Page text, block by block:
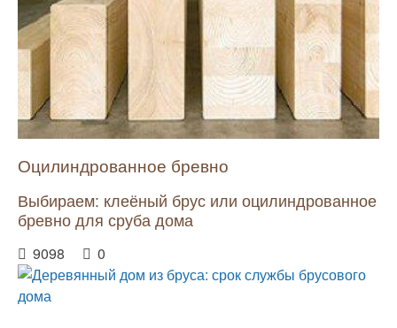
Оцилиндрованное бревно
Выбираем: клеёный брус или оцилиндрованное
бревно для сруба дома
9098 0